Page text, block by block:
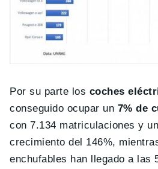
Por su parte los coches
conseguido ocupar un 7% de
con 7.134 matriculaciones y
crecimiento del 146%,
enchufables han llegado a las